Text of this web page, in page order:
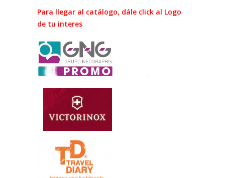
Para llegar al catálogo, dále click al Logo
de tu interes:
.